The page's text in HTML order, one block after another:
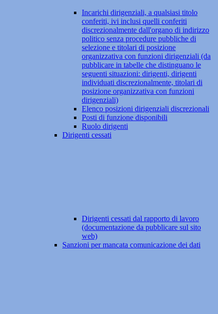
Incarichi dirigenziali, a qualsiasi titolo
conferiti, ivi inclusi quelli conferiti
discrezionalmente dall'organo di indirizzo
politico senza procedure pubbliche di
selezione e titolari di posizione
organizzativa con funzioni dirigenziali (da
pubblicare in tabelle che distinguano le
seguenti situazioni: dirigenti, dirigenti
individuati discrezionalmente, titolari di
posizione organizzativa con funzioni
dirigenziali)
Elenco posizioni dirigenziali discrezionali
Posti di funzione disponibili
Ruolo dirigenti
Dirigenti cessati
Dirigenti cessati dal rapporto di lavoro
(documentazione da pubblicare sul sito
web)
Sanzioni per mancata comunicazione dei dati